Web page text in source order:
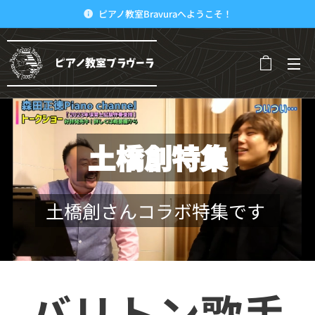
ピアノ教室Bravuraへようこそ！
ピアノ教室ブラヴーラ
土橋創特集
土橋創さんコラボ特集です